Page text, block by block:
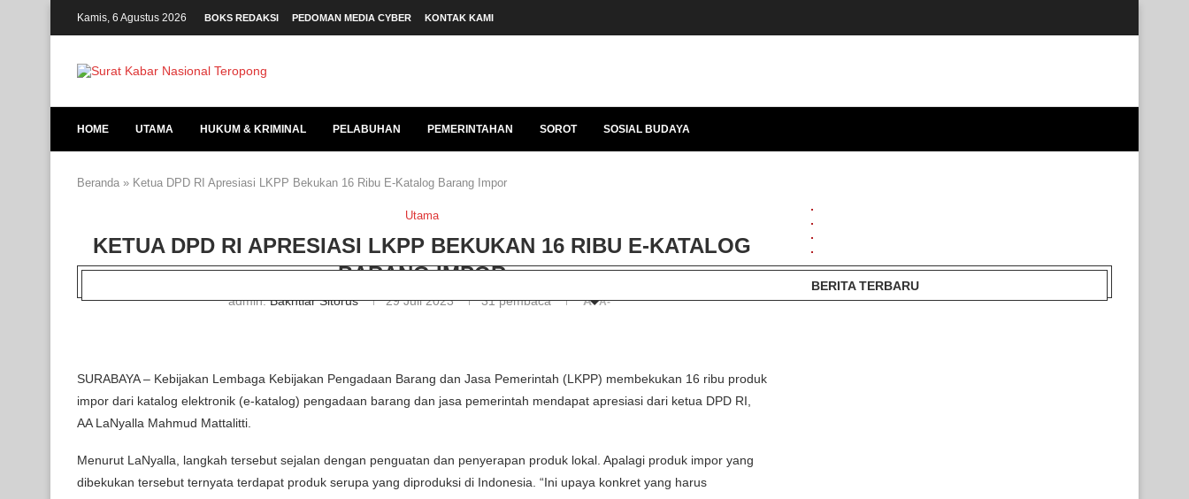
Kamis, 6 Agustus 2026 BOKS REDAKSI PEDOMAN MEDIA CYBER KONTAK KAMI
HOME UTAMA HUKUM & KRIMINAL PELABUHAN PEMERINTAHAN SOROT SOSIAL BUDAYA
Beranda » Ketua DPD RI Apresiasi LKPP Bekukan 16 Ribu E-Katalog Barang Impor
Utama
KETUA DPD RI APRESIASI LKPP BEKUKAN 16 RIBU E-KATALOG
BARANG IMPOR
admin:Bakhtiar Sitorus 29 Juli 2023 31pembaca A+A-
SURABAYA – Kebijakan Lembaga Kebijakan Pengadaan Barang dan Jasa Pemerintah (LKPP) membekukan 16 ribu produk
impor dari katalog elektronik (e-katalog) pengadaan barang dan jasa pemerintah mendapat apresiasi dari ketua DPD RI,
AA LaNyalla Mahmud Mattalitti.
Menurut LaNyalla, langkah tersebut sejalan dengan penguatan dan penyerapan produk lokal. Apalagi produk impor yang
dibekukan tersebut ternyata terdapat produk serupa yang diproduksi di Indonesia. “Ini upaya konkret yang harus
BERITA TERBARU